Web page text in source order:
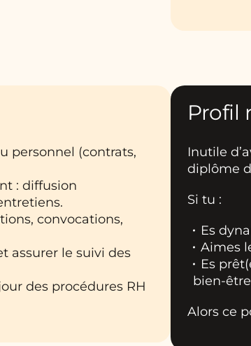
personnel (contrats,
: diffusion
convocations,
assurer le suivi des
des procédures RH
Profil
Inutile
diplôme
Si tu :
Es
Aimes
Es
bien-
Alors ce